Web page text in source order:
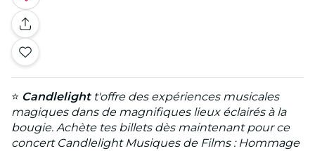
⭐ Candlelightt'offre des expériences musicales
magiques dans de magnifiques lieux éclairés à la
bougie. Achète tes billets dès maintenant pour ce
concert Candlelight Musiques de Films : Hommage